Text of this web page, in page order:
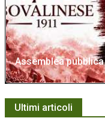
Assemblea
Ultimi articoli